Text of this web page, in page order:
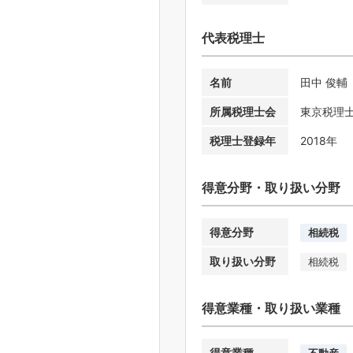
代表税理士
名前 田中 俊輔
所属税理士会 東京税理
税理士登録年 2018年
得意分野・取り扱い分野
得意分野 相続税
取り扱い分野 相続税
得意業種・取り扱い業種